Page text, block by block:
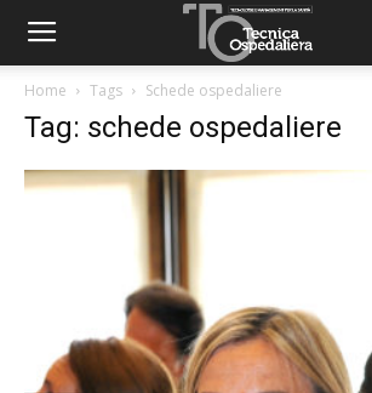
Home Tags Schede ospedaliere
Tag: schede ospedaliere